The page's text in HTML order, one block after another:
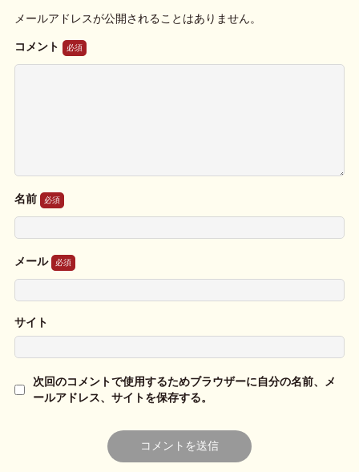
メールアドレスが公開されることはありません。
コメント
名前
メール
サイト
次回のコメントで使用するためブラウザーに自分の名前、メ
ールアドレス、サイトを保存する。